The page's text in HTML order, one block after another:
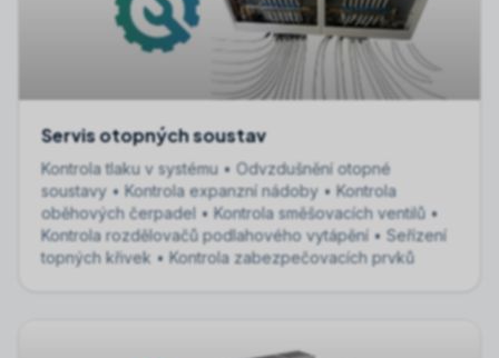
Servis otopných soustav
Kontrola tlaku v systému • Odvzdušnění otopné
soustavy • Kontrola expanzní nádoby • Kontrola
oběhových čerpadel • Kontrola směšovacích ventilů •
Kontrola rozdělovačů podlahového vytápění • Seřízení
topných křivek • Kontrola zabezpečovacích prvků